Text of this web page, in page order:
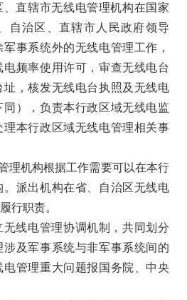
、直辖市无线电管理机构在国家
自治区、直辖市人民政府领导
事系统外的无线电管理工作，
频率使用许可，审查无线电台
址，核发无线电台执照及无线电
），负责本行政区域无线电监
本行政区域无线电管理相关事
理机构根据工作需要可以在本行
派出机构在省、自治区无线电
行职责。
无线电管理协调机制，共同划分
及军事系统与非军事系统间的
管理重大问题报国务院、中央